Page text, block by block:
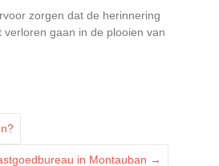
zorgen dat de herinnering
gaan in de plooien van
in Montauban →